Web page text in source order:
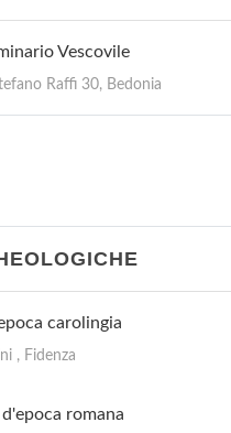
Nazionale
Pilotta 5, Parma
Vescovile
Raffi 30, Bedonia
carolingia
, Fidenza
romana